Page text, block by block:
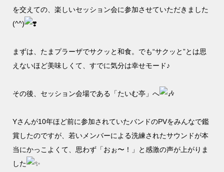
を交えての、楽しいセッション会に参加させていただきました
(^^)
まずは、たまプラーザでサクッと和食。でも“サクッと”とは思
えないほど美味しくて、すでに気分は幸せモード♪
その後、セッション会場である「たいむ亭」へ
Yさんが10年ほど前に参加されていたバンドのPVをみんなで鑑
賞したのですが、若いメンバーによる洗練されたサウンドが本
当にかっこよくて、思わず「おぉ〜！」と感激の声が上がりま
した